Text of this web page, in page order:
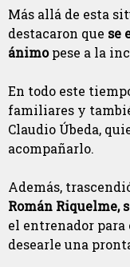
Más allá de esta
destacaron que se
ánimopese a la
En todo este
familiares y
Claudio Úbeda,
acompañarlo.
Además,
Román Riquelme,
el entrenador para
desearle una